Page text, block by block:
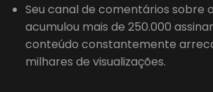
Seu canal de comentários sobre
acumulou mais de 250.000
conteúdo constantemente
milhares de visualizações.